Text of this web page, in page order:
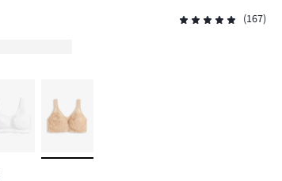
(167)